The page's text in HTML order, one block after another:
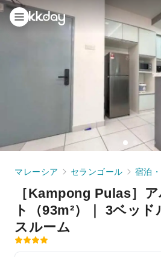
マレーシア セランゴール 宿泊
［Kampong Pulas］
ト（93m²）｜ 3ベッ
スルーム